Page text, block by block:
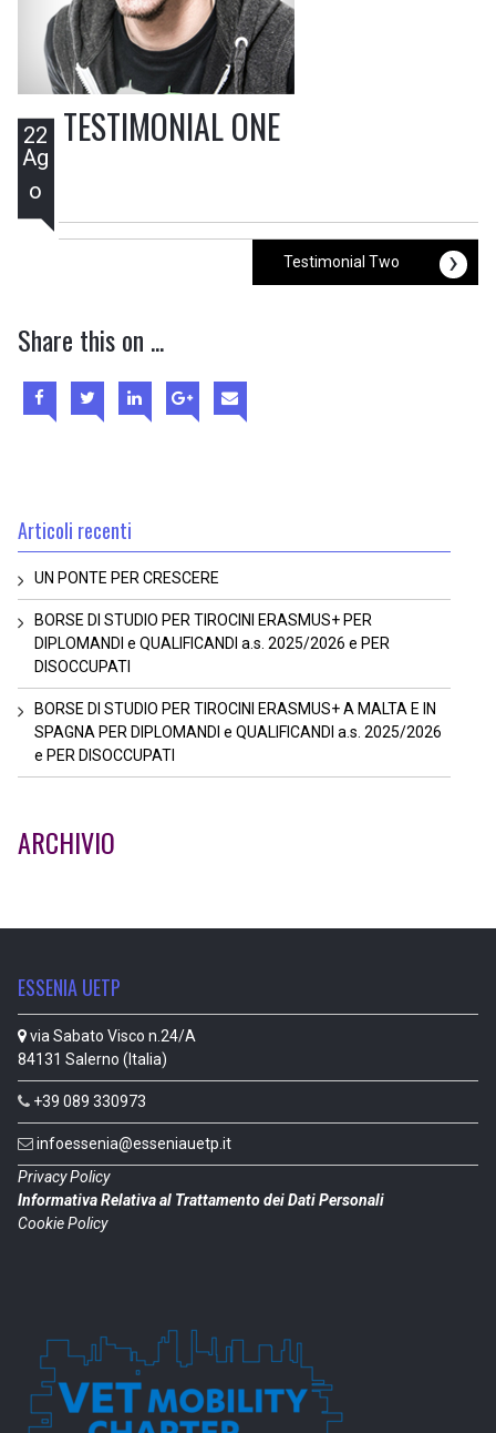
22
Ag
o
TESTIMONIAL ONE
Testimonial Two ›
Share this on ...
Articoli recenti
UN PONTE PER CRESCERE
BORSE DI STUDIO PER TIROCINI ERASMUS+ PER
DIPLOMANDI e QUALIFICANDI a.s. 2025/2026 e PER
DISOCCUPATI
BORSE DI STUDIO PER TIROCINI ERASMUS+ A MALTA E IN
SPAGNA PER DIPLOMANDI e QUALIFICANDI a.s. 2025/2026
e PER DISOCCUPATI
ARCHIVIO
ESSENIA UETP
via Sabato Visco n.24/A
84131 Salerno (Italia)
+39 089 330973
infoessenia@esseniauetp.it
Privacy Policy
Informativa Relativa al Trattamento dei Dati Personali
Cookie Policy